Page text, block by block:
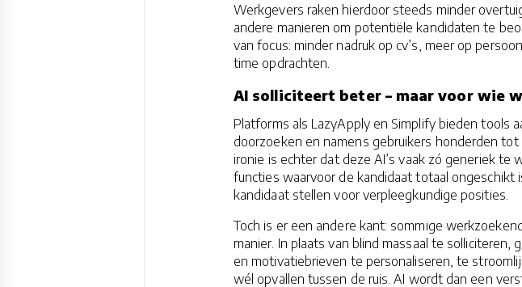
Werkgevers raken hierdoor steeds minder
andere manieren om potentiële kandidaten te
van focus: minder nadruk op cv’s, meer op
time opdrachten.
AI solliciteert beter – maar voor wie
Platforms als LazyApply en Simplify bieden tools
doorzoeken en namens gebruikers honderden
ironie is echter dat deze AI’s vaak zó generiek te
functies waarvoor de kandidaat totaal ongeschikt
kandidaat stellen voor verpleegkundige posities.
Toch is er een andere kant: sommige
manier. In plaats van blind massaal te solliciteren,
en motivatiebrieven te personaliseren, te
wél opvallen tussen de ruis. AI wordt dan een